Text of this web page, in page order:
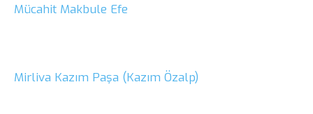
Mücahit Makbule Efe
Mirliva Kazım Paşa (Kazım Özalp)